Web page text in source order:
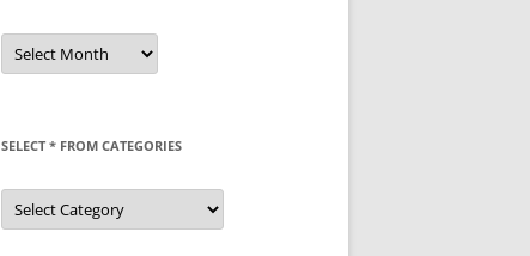
/dev/st
SELECT * FROM CATEGORIES
SELECT
FROM